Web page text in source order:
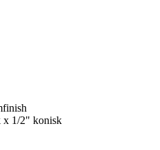
x 1/2" konisk